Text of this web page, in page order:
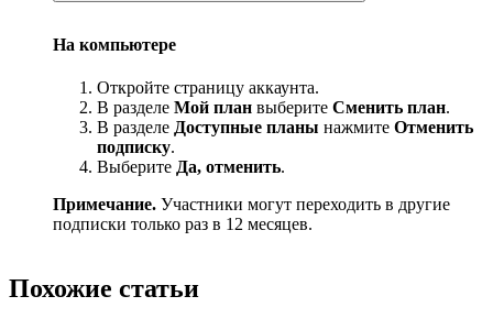
На компьютере
Откройте страницу аккаунта.
В разделе Мой план выберите Сменить план.
В разделе Доступные планы нажмите Отменить
подписку.
Выберите Да, отменить.
Примечание. Участники могут переходить в другие
подписки только раз в 12 месяцев.
Похожие статьи